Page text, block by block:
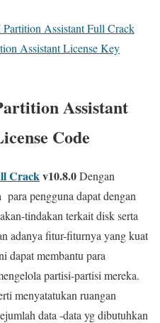
Assistant Full Crack
Assistant License Key
Assistant
Code
Crackv10.8.0Dengan
pengguna dapat dengan
tindakan terkait disk serta
adanya fitur-fiturnya yang kuat
dapat membantu para
partisi-partisi mereka.
menyatatukan ruangan
data -data yg dibutuhkan